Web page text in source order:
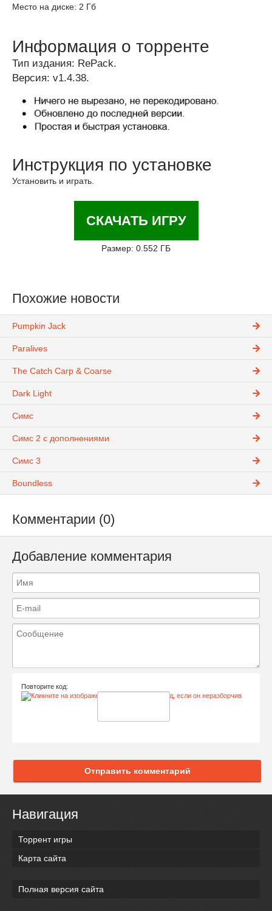
Место на диске: 2 Гб
Информация о торренте
Тип издания: RePack.
Версия: v1.4.38.
Инструкция по установке
Установить и играть.
СКАЧАТЬ ИГРУ
Размер: 0.552 ГБ
Похожие новости
Pumpkin Jack
Paralives
The Catch Carp & Coarse
Dark Light
Симс
Симс 2 с дополнениями
Симс 3
Boundless
Комментарии (0)
Добавление комментария
Повторите код:
Отправить комментарий
Навигация
Торрент игры
Карта сайта
Полная версия сайта